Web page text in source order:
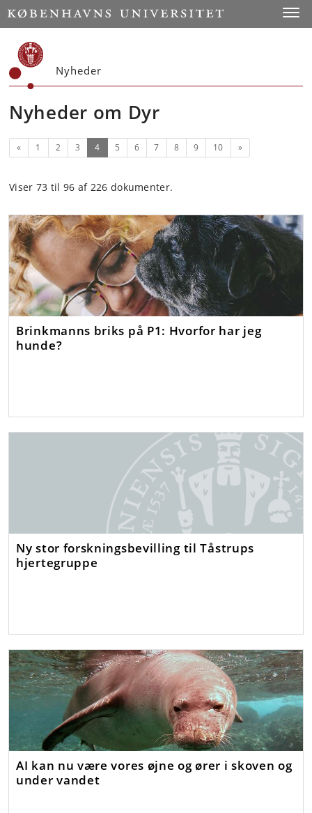
Start
Nyheder
Nyheder om Dyr
Forrige
« 1 2 3 4(nuværende)
5 6 7 8 9 10 Næste
»
Viser 73 til 96 af 226 dokumenter.
Brinkmanns briks på P1: Hvorfor har jeg
hunde?
Ny stor forskningsbevilling til Tåstrups
hjertegruppe
AI kan nu være vores øjne og ører i skoven og
under vandet